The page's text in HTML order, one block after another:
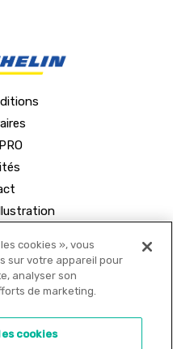
cookies », vous
sur votre appareil pour
analyser son
de marketing.
cookies